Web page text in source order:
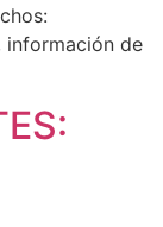
información de